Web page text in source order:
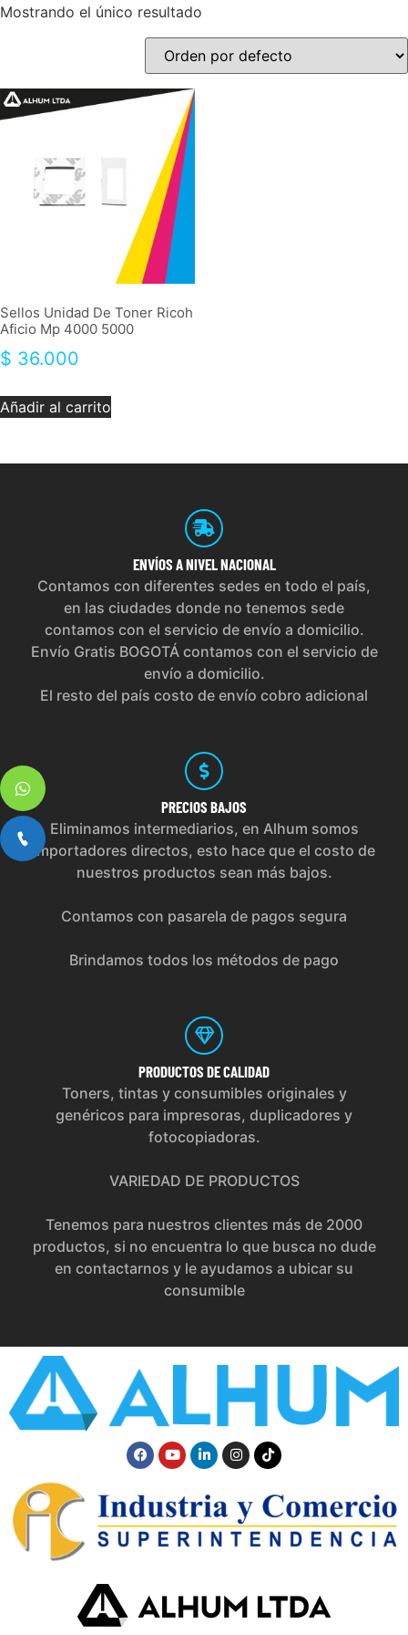
Mostrando el único resultado
Sellos Unidad De Toner Ricoh
Aficio Mp 4000 5000
$ 36.000
Añadir al carrito
ENVÍOS A NIVEL NACIONAL
Contamos con diferentes sedes en todo el país,
en las ciudades donde no tenemos sede
contamos con el servicio de envío a domicilio.
Envío Gratis BOGOTÁ contamos con el servicio de
envío a domicilio.
El resto del país costo de envío cobro adicional
PRECIOS BAJOS
Eliminamos intermediarios, en Alhum somos
importadores directos, esto hace que el costo de
nuestros productos sean más bajos.
Contamos con pasarela de pagos segura
Brindamos todos los métodos de pago
PRODUCTOS DE CALIDAD
Toners, tintas y consumibles originales y
genéricos para impresoras, duplicadores y
fotocopiadoras.
VARIEDAD DE PRODUCTOS
Tenemos para nuestros clientes más de 2000
productos, si no encuentra lo que busca no dude
en contactarnos y le ayudamos a ubicar su
consumible